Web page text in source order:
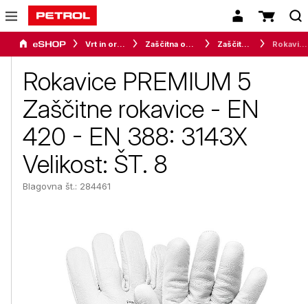
Vrt in orodje Zaščitna oprema Zaščita rok
Rokavice PREMIUM 5
Zaščitne rokavice - EN
420 - EN 388: 3143X
Velikost: ŠT. 8
Blagovna št.: 284461